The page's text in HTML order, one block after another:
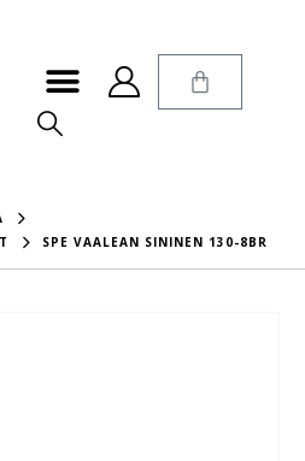
SPE VAALEAN SININEN 130-8BR